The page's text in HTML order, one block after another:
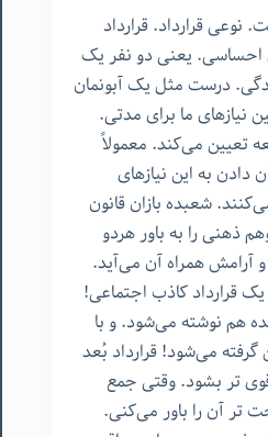
قرارداد. قرارداد
احساسی. یعنی دو نفر یک
درست مثل یک آبونمان
نیازهای ما برای مدتی.
تعیین می‌کند. معمولاً
به این نیازهای
شعبده بازان قانون
ذهنی را به باور هردو
همراه آن می‌آید.
قرارداد کاذب اجتماعی!
هم نوشته می‌شود. و با
می‌شود! قرارداد بُعد
تر بشود. وقتی جمع
تر آن را باور می‌کنی.